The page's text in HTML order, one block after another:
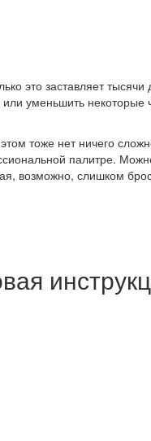
это заставляет
уменьшить
тоже нет ничего
палитре.
возможно, слишком